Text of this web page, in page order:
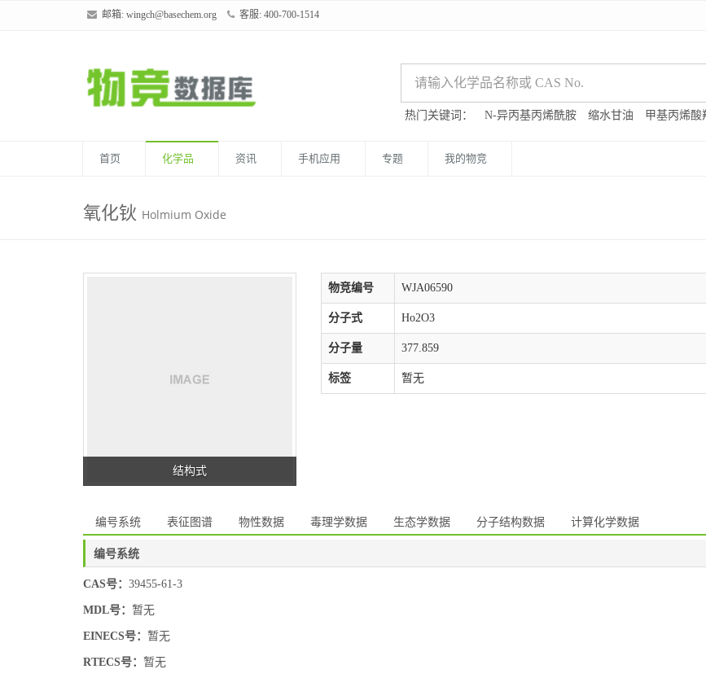
邮箱: wingch@basechem.org 客服: 400-700-1514
热门关键词： N-异丙基丙烯酰胺 缩水甘油 甲基丙烯酸
首页 化学品 资讯 手机应用 专题 我的物竞
氧化钬 Holmium Oxide
结构式
物竞编号 WJA06590
分子式 Ho2O3
分子量 377.859
标签 暂无
编号系统 表征图谱 物性数据 毒理学数据 生态学数据 分子结构数据 计算化学数据
编号系统
CAS号： 39455-61-3
MDL号： 暂无
EINECS号： 暂无
RTECS号： 暂无